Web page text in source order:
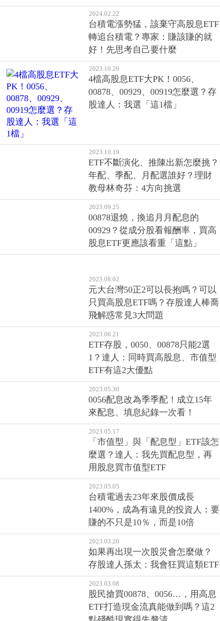
2024.02.22
台積電漲勢猛，該棄守高股息ETF
轉追台積電？專家：賺該賺的就
好！先思考自己要什麼
2023.10.20
4檔高股息ETF大PK！0056、
00878、00929、00919怎麼選？存
股達人：我選「這1檔」
年配、季配、月配選誰好？理財
教母林奇芬：4方向挑選
2023.09.25
00878退燒，換追月月配息的
00929？從成分股看報酬率，買高
股息ETF更應該看重「這點」
飛解惑常見3大問題
2023.06.21
ETF存股，0050、00878只能2選
1？達人：同時買高股息、市值型
ETF有這2大優點
2023.05.30
0056配息改為季季配！成立15年
來配息、填息紀錄一次看！
2023.05.17
「市值型」與「配息型」ETF該怎
麼選？達人：我先買配息型，再
用股息買市值型ETF
2023.05.05
台積電過去23年來股價成長
1400%，成為有遠見的投資人：要
賺的不只是10％，而是10倍
2023.03.20
如果再出現一次股災會怎麼做？
存股達人孫太：我會狂買這類ETF
2023.03.08
股民搶買00878、0056…，用高息
ETF打造現金流真能做到嗎？這2
點殘酷現實得先釐清
2022.04.13